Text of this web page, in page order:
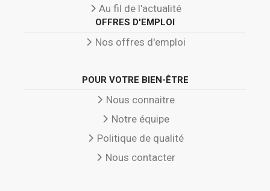
Au fil de l'actualité
OFFRES D'EMPLOI
Nos offres d'emploi
POUR VOTRE BIEN-ÊTRE
Nous connaitre
Notre équipe
Politique de qualité
Nous contacter